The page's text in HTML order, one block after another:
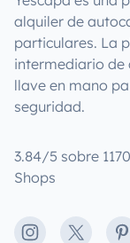
alquiler de
particulares. La
intermediario de
llave en mano
seguridad.
3.84/5 sobre
Shops
Instagram
X